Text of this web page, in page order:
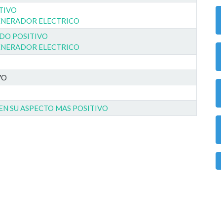
ELECTRICO
POSITIVO
ELECTRICO
SU ASPECTO MAS POSITIVO